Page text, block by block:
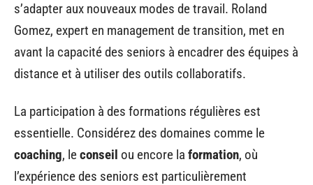
s’adapter aux nouveaux modes de travail. Roland
Gomez, expert en management de transition, met en
avant la capacité des seniors à encadrer des équipes à
distance et à utiliser des outils collaboratifs.
La participation à des formations régulières est
essentielle. Considérez des domaines comme le
coaching, leconseil ou encore la formation, où
l’expérience des seniors est particulièrement